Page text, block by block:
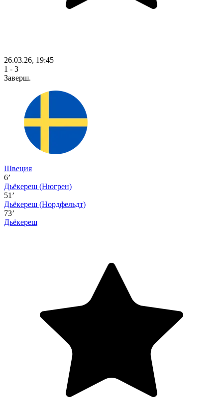
26.03.26, 19:45
1 - 3
Заверш.
Швеция
6’
Дьёкереш (Нюгрен)
51’
Дьёкереш (Нордфельдт)
73’
Дьёкереш